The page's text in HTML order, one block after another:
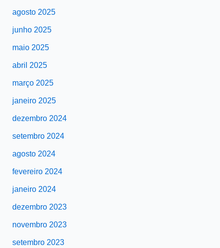
agosto 2025
junho 2025
maio 2025
abril 2025
março 2025
janeiro 2025
dezembro 2024
setembro 2024
agosto 2024
fevereiro 2024
janeiro 2024
dezembro 2023
novembro 2023
setembro 2023